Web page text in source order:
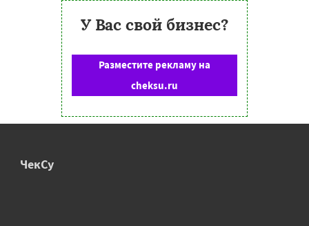
У Вас свой бизнес?
Разместите рекламу на
cheksu.ru
ЧекСу